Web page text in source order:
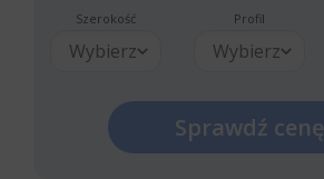
Szerokość
Wybierz
Profil
Wybierz
Sprawdź cenę